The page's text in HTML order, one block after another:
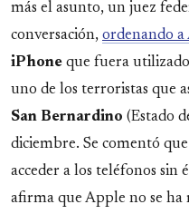
más el asunto, un juez
conversación, ordenando a
iPhone que fuera
uno de los terroristas que
San Bernardino (Estado
diciembre. Se comentó
acceder a los teléfonos sin
afirma que Apple no se